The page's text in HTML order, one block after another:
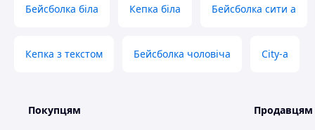
Бейсболка біла Кепка біла Бейсболка сити а
Кепка з текстом Бейсболка чоловіча City-a
Покупцям Продавцям